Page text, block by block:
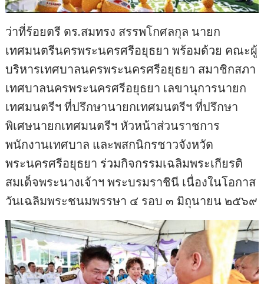
ว่าที่ร้อยตรี ดร.สมทรง สรรพโกศลกุล นายก
เทศมนตรีนครพระนครศรีอยุธยา พร้อมด้วย คณะผู้
บริหารเทศบาลนครพระนครศรีอยุธยา สมาชิกสภา
เทศบาลนครพระนครศรีอยุธยา เลขานุการนายก
เทศมนตรีฯ ที่ปรึกษานายกเทศมนตรีฯ ที่ปรึกษา
พิเศษนายกเทศมนตรีฯ หัวหน้าส่วนราชการ
พนักงานเทศบาล และพสกนิกรชาวจังหวัด
พระนครศรีอยุธยา ร่วมกิจกรรมเฉลิมพระเกียรติ
สมเด็จพระนางเจ้าฯ พระบรมราชินี เนื่องในโอกาส
วันเฉลิมพระชนมพรรษา ๔ รอบ ๓ มิถุนายน ๒๕๖๙